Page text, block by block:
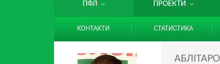
ПФЛ ПРОЕКТИ
КОНТАКТИ СТАТИСТИКА